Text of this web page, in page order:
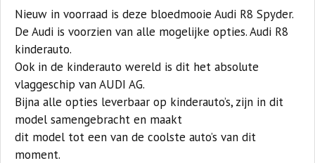
Nieuw in voorraad is deze bloedmooie Audi R8 Spyder.
De Audi is voorzien van alle mogelijke opties. Audi R8
kinderauto.
Ook in de kinderauto wereld is dit het absolute
vlaggeschip van AUDI AG.
Bijna alle opties leverbaar op kinderauto’s, zijn in dit
model samengebracht en maakt
dit model tot een van de coolste auto’s van dit
moment.